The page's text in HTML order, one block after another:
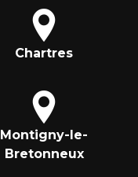
Chartres
Montigny-le-
Bretonneux